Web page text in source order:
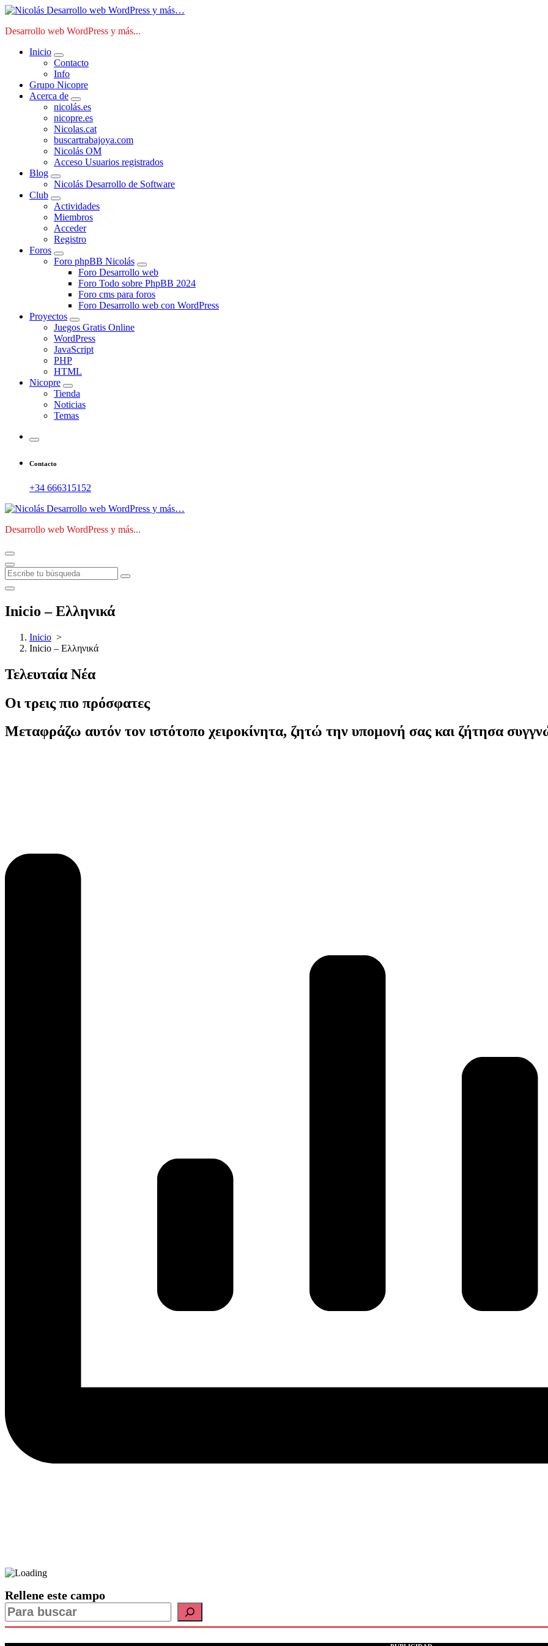
Saltar
contenido
Desarrollo web WordPress y más...
Inicio
Contacto
Info
Grupo Nicopre
Acerca de
nicolás.es
nicopre.es
Nicolas.cat
buscartrabajoya.com
Nicolás OM
Acceso Usuarios registrados
Blog
Nicolás Desarrollo de Software
Club
Actividades
Miembros
Acceder
Registro
Foros
Foro phpBB Nicolás
Foro Desarrollo web
Foro Todo sobre PhpBB 2024
Foro cms para foros
Foro Desarrollo web con WordPress
Proyectos
Juegos Gratis Online
WordPress
JavaScript
PHP
HTML
Nicopre
Tienda
Noticias
Temas
Contacto
+34 666315152
Desarrollo web WordPress y más...
Inicio – Ελληνικά
Inicio >
Inicio – Ελληνικά
Τελευταία Νέα
Οι τρεις πιο πρόσφατες
Μεταφράζω αυτόν τον ιστότοπο χειροκίνητα, ζητώ την υπομονή σας και ζήτησα
Rellene este campo